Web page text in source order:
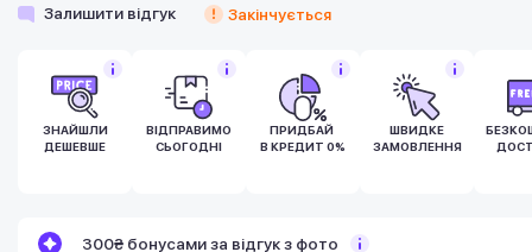
Залишити відгук Закінчується
ЗНАЙШЛИ
ДЕШЕВШЕ
ВІДПРАВИМО
СЬОГОДНІ
ПРИДБАЙ
В КРЕДИТ 0%
ШВИДКЕ
ЗАМОВЛЕННЯ
300₴ бонусами за відгук з фото
після покупки.